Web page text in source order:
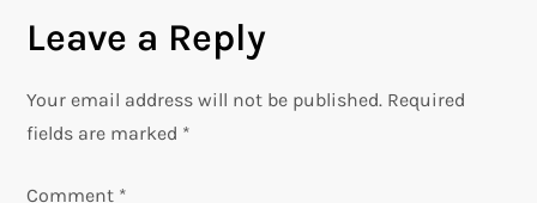
t
n
a
Leave a Reply
Your email address will not be published. Required
fields are marked *
Comment *